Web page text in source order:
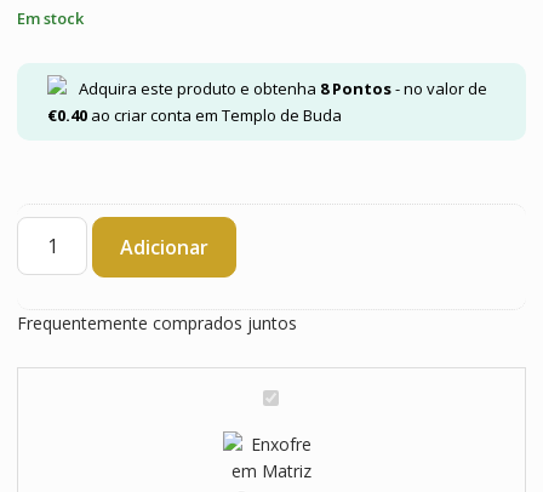
Em stock
Adquira este produto e obtenha 8Pontos- no valor de
€0.40 ao criar conta em Templo de Buda
Quantidade
Enxofre
em
Matriz
Adicionar
Frequentemente comprados juntos
E
x
o